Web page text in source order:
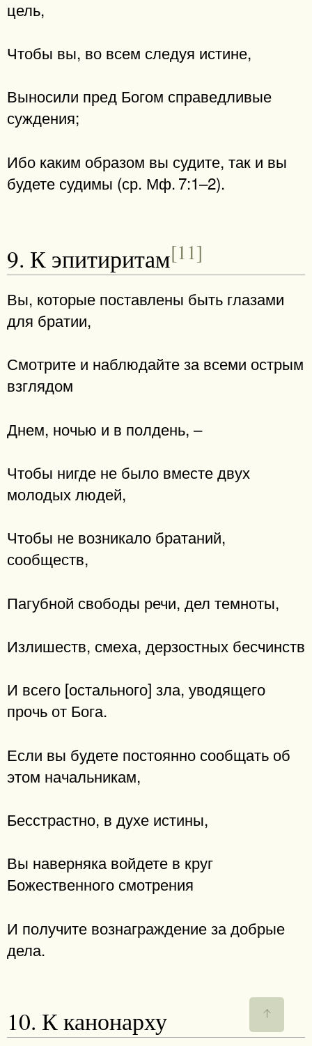
цель,
Чтобы вы, во всем следуя истине,
Выносили пред Богом справедливые
суждения;
Ибо каким образом вы судите, так и вы
будете судимы (ср. Мф. 7:1–2).
9. К эпитиритам[11]
Вы, которые поставлены быть глазами
для братии,
Смотрите и наблюдайте за всеми острым
взглядом
Днем, ночью и в полдень, –
Чтобы нигде не было вместе двух
молодых людей,
Чтобы не возникало братаний,
сообществ,
Пагубной свободы речи, дел темноты,
Излишеств, смеха, дерзостных бесчинств
И всего [остального] зла, уводящего
прочь от Бога.
Если вы будете постоянно сообщать об
этом начальникам,
Бесстрастно, в духе истины,
Вы наверняка войдете в круг
Божественного смотрения
И получите вознаграждение за добрые
дела.
10. К канонарху